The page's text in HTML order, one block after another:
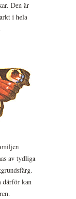
Den är
i hela
av tydliga
därför kan